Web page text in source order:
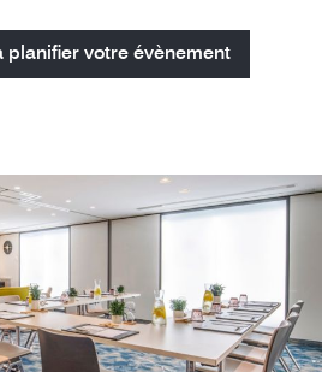
planifier votre évènement